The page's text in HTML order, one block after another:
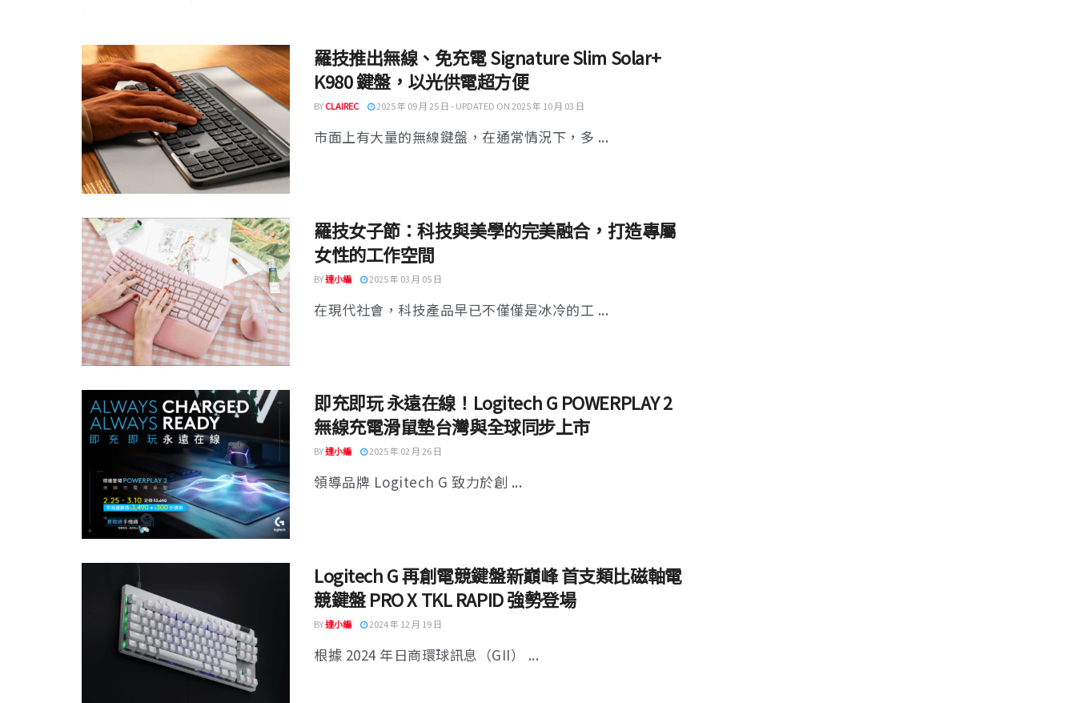
羅技推出無線、免充電 Signature Slim Solar+
K980 鍵盤，以光供電超方便
BYCLAIREC 2025 年 09 月 25 日 - UPDATED ON 2025 年 10 月 03 日
市面上有大量的無線鍵盤，在通常情況下，多 ...
羅技女子節：科技與美學的完美融合，打造專屬
女性的工作空間
BY達小編 2025 年 03 月 05 日
在現代社會，科技產品早已不僅僅是冰冷的工 ...
即充即玩 永遠在線！Logitech G POWERPLAY 2
無線充電滑鼠墊台灣與全球同步上市
BY達小編 2025 年 02 月 26 日
領導品牌 Logitech G 致力於創 ...
Logitech G 再創電競鍵盤新巔峰 首支類比磁軸電
競鍵盤 PRO X TKL RAPID 強勢登場
BY達小編 2024 年 12 月 19 日
根據 2024 年日商環球訊息（GII） ...